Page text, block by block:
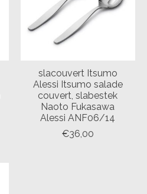
slacouvert Itsumo
Alessi Itsumo salade
couvert, slabestek
Naoto Fukasawa
Alessi ANF06/14
€36,00